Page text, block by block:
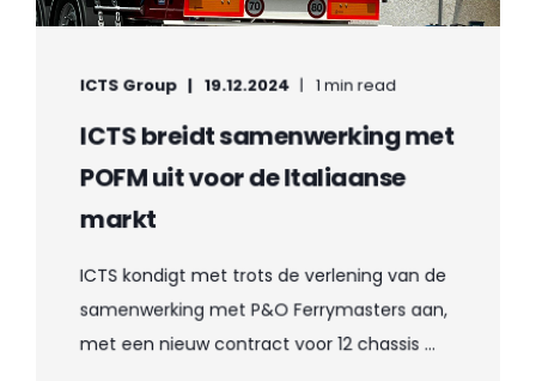
ICTS Group 19.12.2024 1 min read
ICTS breidt samenwerking met
POFM uit voor de Italiaanse
markt
ICTS kondigt met trots de verlening van de
samenwerking met P&O Ferrymasters aan,
met een nieuw contract voor 12 chassis ...